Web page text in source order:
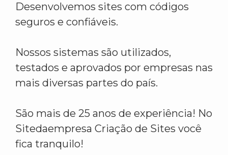
Desenvolvemos sites com códigos
seguros e confiáveis.
Nossos sistemas são utilizados,
testados e aprovados por empresas nas
mais diversas partes do país.
São mais de 25 anos de experiência! No
Sitedaempresa Criação de Sites você
fica tranquilo!